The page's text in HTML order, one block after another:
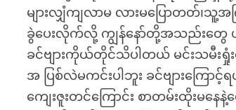
များလျှံကျလာမ လားမပြောတတ်၊သူ့
ခွဲပေးလိုက်လို့ ကျွန်နော်တို့အသည်းတွေ
ခင်ဗျားကိုယ်တိုင်သိပါတယ် မင်းသမီးရှုံး
အ ပြစ်လဲမကင်းပါဘူး ခင်ဗျားကြော
ကျေးဇူးတင်ကြောင်း စာတမ်းထိုးမန